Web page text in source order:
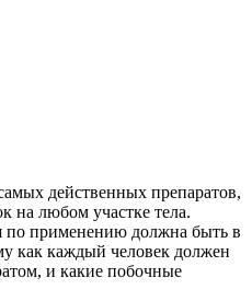
действенных препаратов,
на любом участке тела.
по применению должна быть в
как каждый человек должен
и какие побочные